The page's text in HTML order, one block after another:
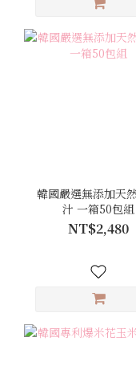
韓國嚴選無添加天
汁 一箱50包組
NT$2,480